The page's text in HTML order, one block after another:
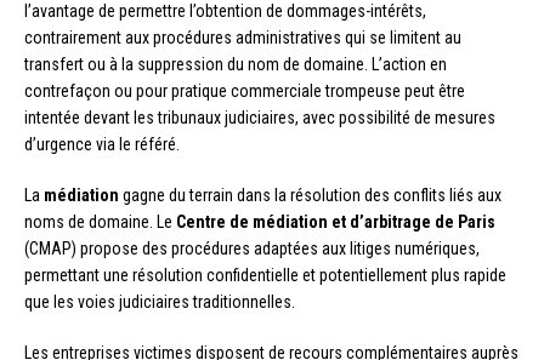
l’avantage de permettre l’obtention de dommages-intérêts,
contrairement aux procédures administratives qui se limitent au
transfert ou à la suppression du nom de domaine. L’action en
contrefaçon ou pour pratique commerciale trompeuse peut être
intentée devant les tribunaux judiciaires, avec possibilité de mesures
d’urgence via le référé.
La médiation gagne du terrain dans la résolution des conflits liés aux
noms de domaine. Le Centre de médiation et d’arbitrage de Paris
(CMAP) propose des procédures adaptées aux litiges numériques,
permettant une résolution confidentielle et potentiellement plus rapide
que les voies judiciaires traditionnelles.
Les entreprises victimes disposent de recours complémentaires auprès